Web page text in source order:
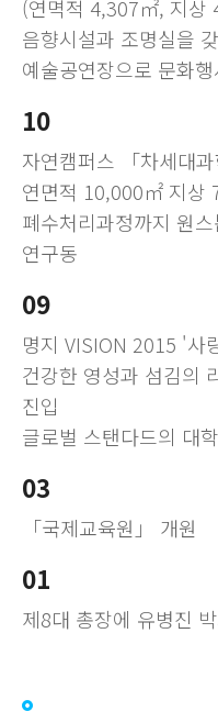
(연멱적 4,307㎡, 지상
음향시설과 조명실을
예술공연장으로 문화
10
자연캠퍼스 「차세대
연면적 10,000㎡ 지상
폐수처리과정까지 원
연구동
09
명지 VISION 2015 '사
건강한 영성과 섬김의
진입
글로벌 스탠다드의 대
03
「국제교육원」 개원
01
제8대 총장에 유병진